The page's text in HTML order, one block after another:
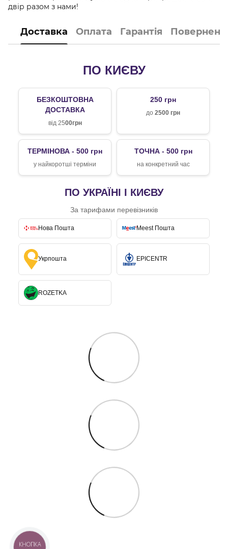
двір разом з нами!
Доставка Оплата Гарантія
ПО КИЄВУ
БЕЗКОШТОВНА
ДОСТАВКА
від 2500грн
250 грн
до 2500 грн
ТЕРМІНОВА - 500 грн
у найкоротші терміни
ТОЧНА - 500 грн
на конкретний час
ПО УКРАЇНІ І КИЄВУ
За тарифами перевізників
Нова Пошта Meest Пошта
Укрпошта EPICENTR
ROZETKA
КНОПКА